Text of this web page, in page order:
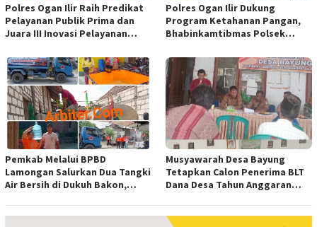
Polres Ogan Ilir Raih Predikat
Pelayanan Publik Prima dan
Juara III Inovasi Pelayanan
Polres Ogan Ilir Dukung
Program Ketahanan Pangan,
Bhabinkamtibmas Polsek
Jagung Pipil di Desa Sungai
Rambutan
Pemkab Melalui BPBD
Lamongan Salurkan Dua Tangki
Air Bersih di Dukuh Bakon,
Musyawarah Desa Bayung
Tetapkan Calon Penerima BLT
Dana Desa Tahun Anggaran